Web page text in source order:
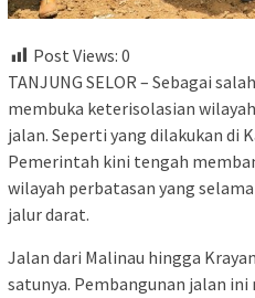
Post Views: 0
TANJUNG SELOR – Sebagai
membuka keterisolasian
jalan. Seperti yang dilakukan di
Pemerintah kini tengah
wilayah perbatasan yang
jalur darat.
Jalan dari Malinau hingga
satunya. Pembangunan jalan